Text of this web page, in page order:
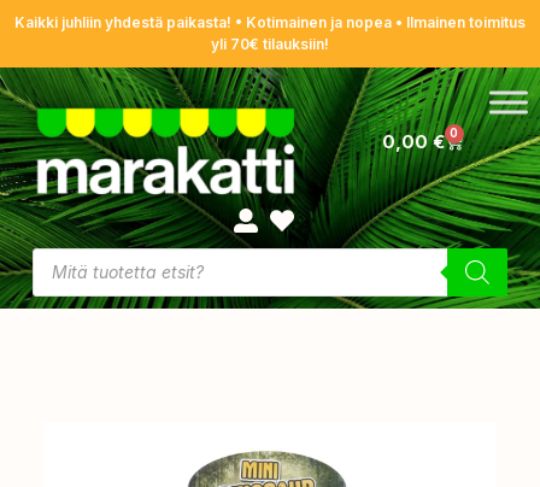
Kaikki juhliin yhdestä paikasta! • Kotimainen ja nopea • Ilmainen toimitus
yli 70€ tilauksiin!
0,00€ 0